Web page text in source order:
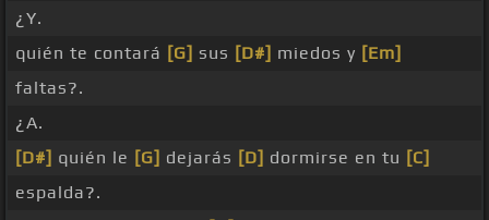
¿Y.
quién te contará [G] sus [D#] miedos y [Em]
faltas?.
¿A.
[D#] quién le [G] dejarás [D] dormirse en tu [C]
espalda?.